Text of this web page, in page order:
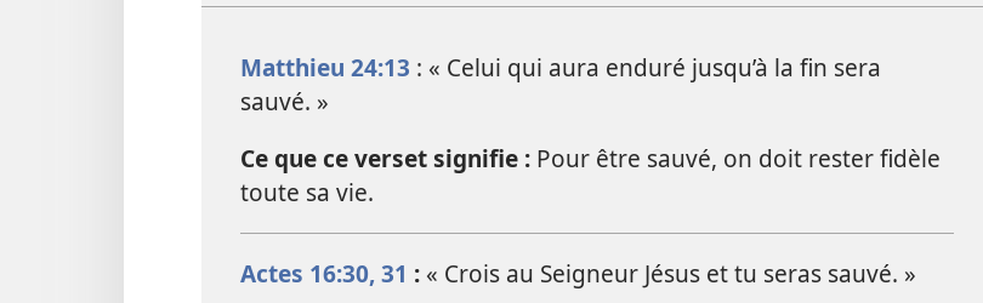
Matthieu 24:13 : « Celui qui aura enduré jusqu’à la fin sera
sauvé. »
Ce que ce verset signifie : Pour être sauvé, on doit rester fidèle
toute sa vie.
Actes 16:30, 31 : « Crois au Seigneur Jésus et tu seras sauvé. »